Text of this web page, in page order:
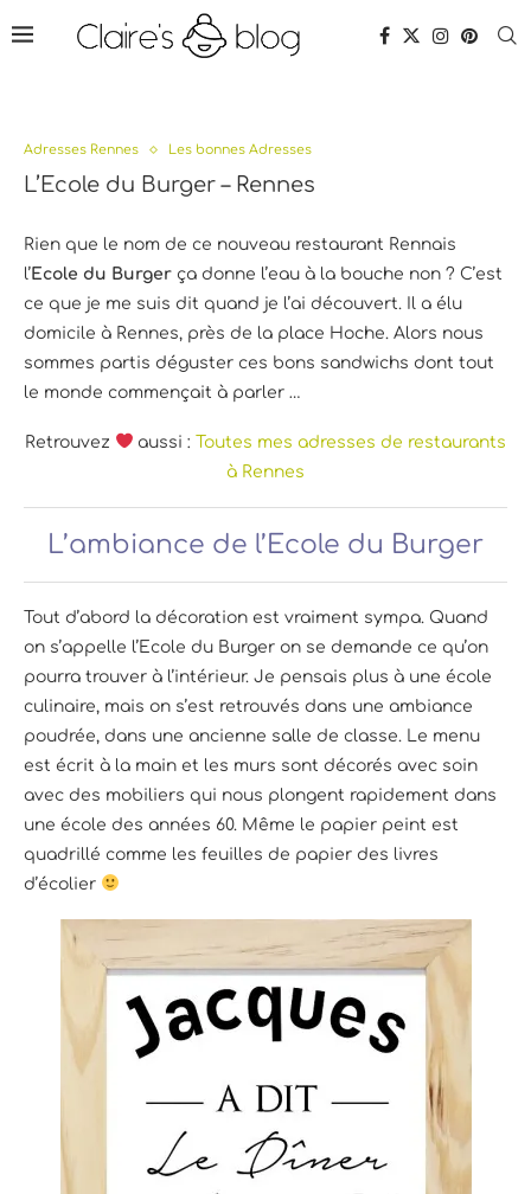
Adresses Rennes Les bonnes Adresses
L’Ecole du Burger – Rennes
Rien que le nom de ce nouveau restaurant Rennais
l’Ecole du Burger ça donne l’eau à la bouche non ? C’est
ce que je me suis dit quand je l’ai découvert. Il a élu
domicile à Rennes, près de la place Hoche. Alors nous
sommes partis déguster ces bons sandwichs dont tout
le monde commençait à parler …
Retrouvez aussi : Toutes mes adresses de restaurants
à Rennes
L’ambiance de l’Ecole du Burger
Tout d’abord la décoration est vraiment sympa. Quand
on s’appelle l’Ecole du Burger on se demande ce qu’on
pourra trouver à l’intérieur. Je pensais plus à une école
culinaire, mais on s’est retrouvés dans une ambiance
poudrée, dans une ancienne salle de classe. Le menu
est écrit à la main et les murs sont décorés avec soin
avec des mobiliers qui nous plongent rapidement dans
une école des années 60. Même le papier peint est
quadrillé comme les feuilles de papier des livres
d’écolier